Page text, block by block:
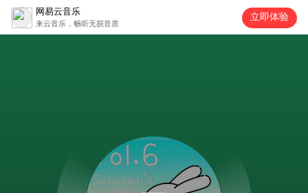
网易云音乐
来云音乐，畅听无损音质
立即体验